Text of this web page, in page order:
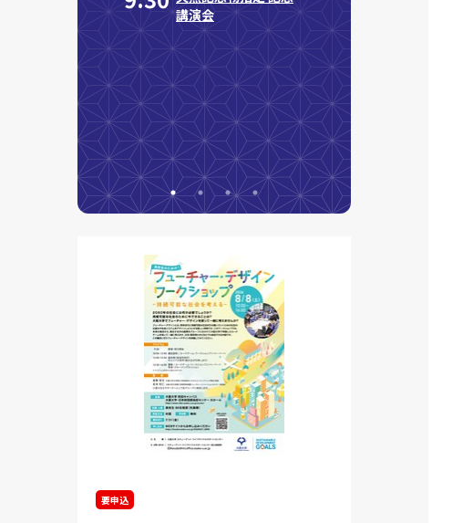
」を開催～
図書館等で
LGBTQ+
showcase
講演会
要申込